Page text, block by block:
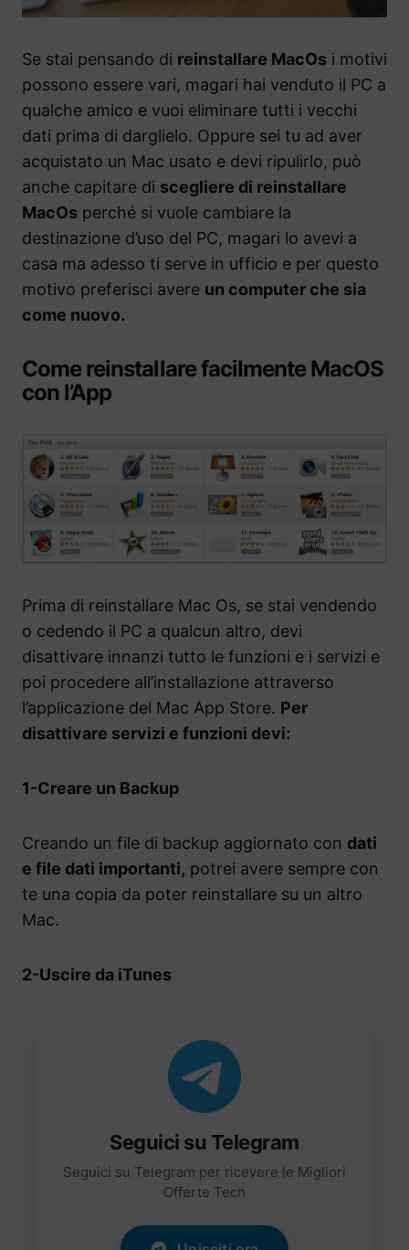
Se stai pensando di reinstallare MacOs i motivi
possono essere vari, magari hai venduto il PC a
qualche amico e vuoi eliminare tutti i vecchi
dati prima di darglielo. Oppure sei tu ad aver
acquistato un Mac usato e devi ripulirlo, può
anche capitare di scegliere di reinstallare
MacOs perché si vuole cambiare la
destinazione d’uso del PC, magari lo avevi a
casa ma adesso ti serve in ufficio e per questo
motivo preferisci avere un computer che sia
come nuovo.
Come reinstallare facilmente MacOS
con l’App
Prima di reinstallare Mac Os, se stai vendendo
o cedendo il PC a qualcun altro, devi
disattivare innanzi tutto le funzioni e i servizi e
poi procedere all’installazione attraverso
l’applicazione del Mac App Store. Per
disattivare servizi e funzioni devi:
1-Creare un Backup
Creando un file di backup aggiornato con dati
e file dati importanti, potrei avere sempre con
te una copia da poter reinstallare su un altro
Mac.
2-Uscire da iTunes
Seguici su Telegram
Seguici su Telegram per ricevere le Migliori
Offerte Tech